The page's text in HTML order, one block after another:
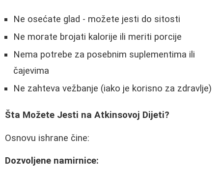
Ne osećate glad - možete jesti do sitosti
Ne morate brojati kalorije ili meriti porcije
Nema potrebe za posebnim suplementima ili
čajevima
Ne zahteva vežbanje (iako je korisno za zdravlje)
Šta Možete Jesti na Atkinsovoj Dijeti?
Osnovu ishrane čine:
Dozvoljene namirnice: